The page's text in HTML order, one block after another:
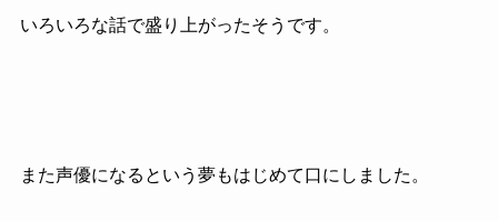
いろいろな話で盛り上がったそうです。
また声優になるという夢もはじめて口にしました。